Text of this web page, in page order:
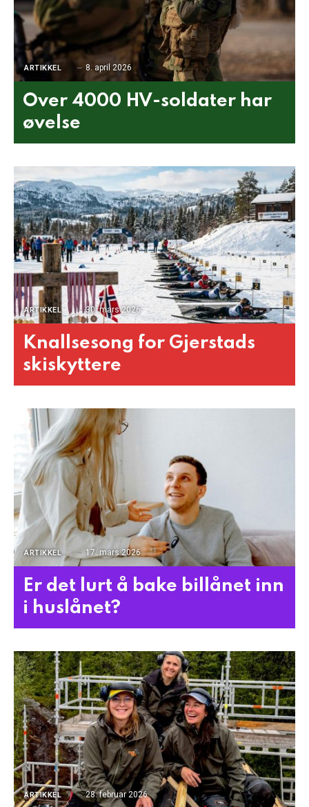
ARTIKKEL 8. april 2026
Over 4000 HV-soldater har
øvelse
ARTIKKEL 30. mars 2026
Knallsesong for Gjerstads
skiskyttere
ARTIKKEL 17. mars 2026
Er det lurt å bake billånet inn
i huslånet?
ARTIKKEL 28. februar 2026